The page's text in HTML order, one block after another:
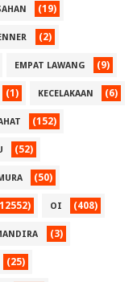
(19)
(2)
EMPAT LAWANG (9)
(1) KECELAKAAN (6)
(152)
(52)
(50)
OI (408)
(3)
(25)